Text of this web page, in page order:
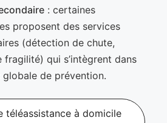
: certaines
proposent des services
(détection de chute,
fragilité) qui s’intègrent dans
globale de prévention.
téléassistance à domicile